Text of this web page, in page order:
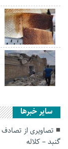
سایر خبرها
گنبد – کلاله